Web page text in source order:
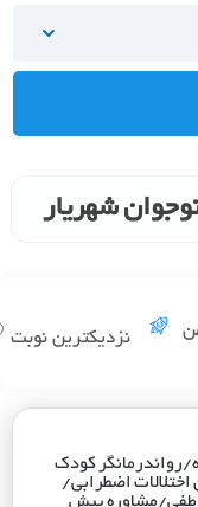
شهریار
نزدیکترین نوبت
رواندرمانگر کودک
اضطرابی/
مشاوره پیش